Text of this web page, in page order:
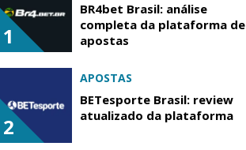
1
BR4bet Brasil: análise
completa da plataforma de
apostas
2
APOSTAS
BETesporte Brasil: review
atualizado da plataforma